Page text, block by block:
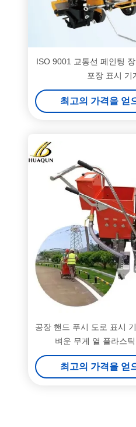
ISO 9001 교통선 페인팅
포장 표시 기
최고의 가격을 얻
공장 핸드 푸시 도로 표시
벼운 무게 열 플라스
최고의 가격을 얻